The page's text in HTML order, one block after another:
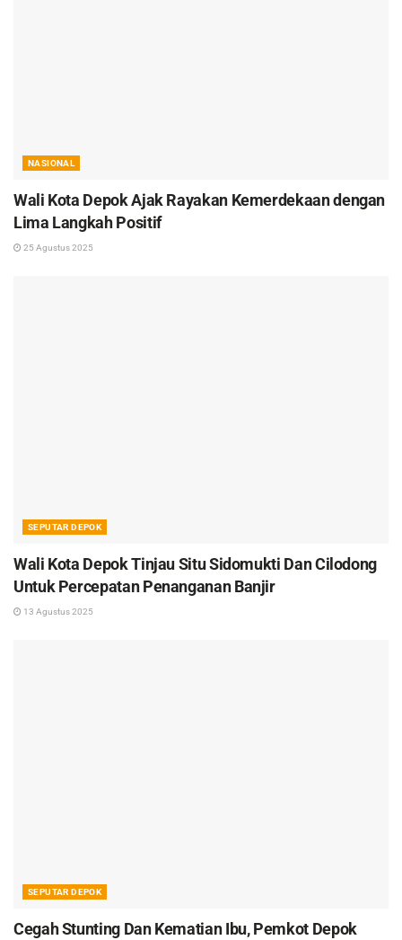
NASIONAL
Wali Kota Depok Ajak Rayakan Kemerdekaan dengan
Lima Langkah Positif
25 Agustus 2025
SEPUTAR DEPOK
Wali Kota Depok Tinjau Situ Sidomukti Dan Cilodong
Untuk Percepatan Penanganan Banjir
13 Agustus 2025
SEPUTAR DEPOK
Cegah Stunting Dan Kematian Ibu, Pemkot Depok